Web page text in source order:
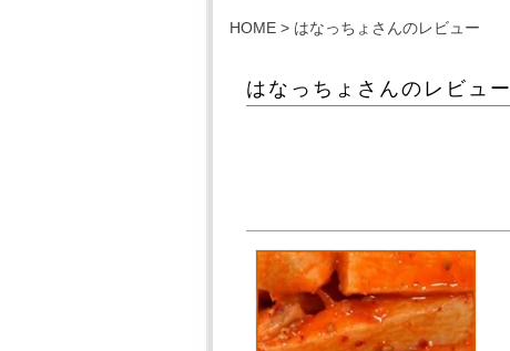
HOME はなっちょさんのレビュー
はなっちょさんのレビュー